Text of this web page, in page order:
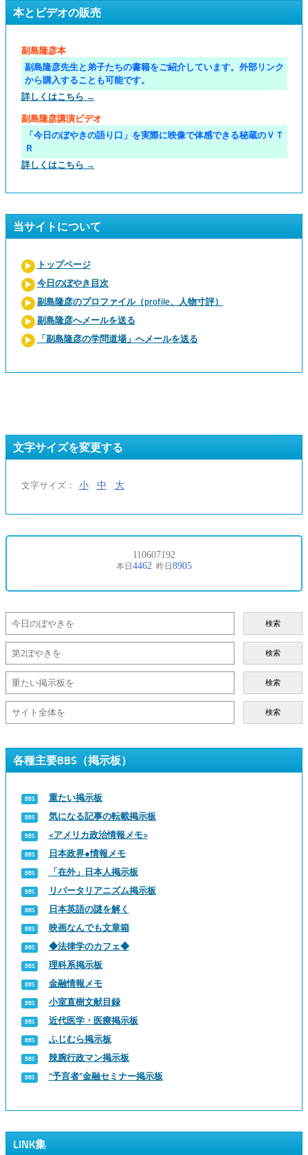
本とビデオの販売
副島隆彦本
副島隆彦先生と弟子たちの書籍をご紹介しています。外部リンク
から購入することも可能です。
詳しくはこちら →
副島隆彦講演ビデオ
「今日のぼやきの語り口」を実際に映像で体感できる秘蔵のＶＴ
Ｒ
詳しくはこちら →
当サイトについて
トップページ
今日のぼやき目次
副島隆彦のプロファイル（profile、人物寸評）
副島隆彦へメールを送る
「副島隆彦の学問道場」へメールを送る
文字サイズを変更する
文字サイズ： 小 中 大
検索
検索
検索
検索
各種主要BBS（掲示板）
重たい掲示板
気になる記事の転載掲示板
<アメリカ政治情報メモ>
日本政界●情報メモ
「在外」日本人掲示板
リバータリアニズム掲示板
日本英語の謎を解く
映画なんでも文章箱
◆法律学のカフェ◆
理科系掲示板
金融情報メモ
小室直樹文献目録
近代医学・医療掲示板
ふじむら掲示板
辣腕行政マン掲示板
“予言者”金融セミナー掲示板
LINK集